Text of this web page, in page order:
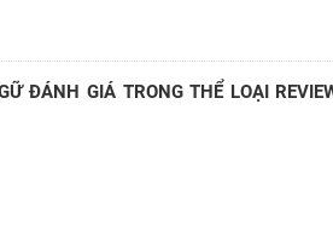
ĐÁNH GIÁ TRONG THỂ LOẠI